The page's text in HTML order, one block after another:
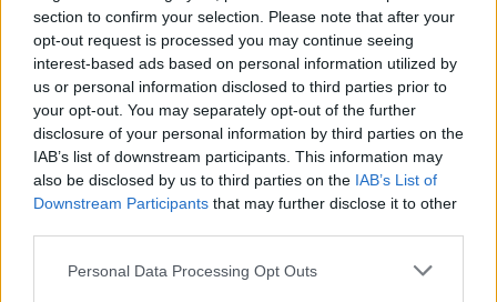
section to confirm your selection. Please note that after your
opt-out request is processed you may continue seeing
interest-based ads based on personal information utilized by
us or personal information disclosed to third parties prior to
your opt-out. You may separately opt-out of the further
disclosure of your personal information by third parties on the
IAB’s list of downstream participants. This information may
also be disclosed by us to third parties on the IAB’s List of
Downstream Participants that may further disclose it to other
Personal Data Processing Opt Outs
09.08.2026 / 18:00